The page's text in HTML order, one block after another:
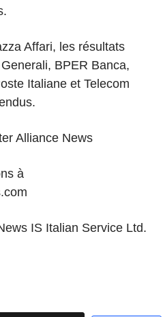
Affari, les résultats
BPER Banca,
Italiane et Telecom
Alliance News
à
IS Italian Service Ltd.